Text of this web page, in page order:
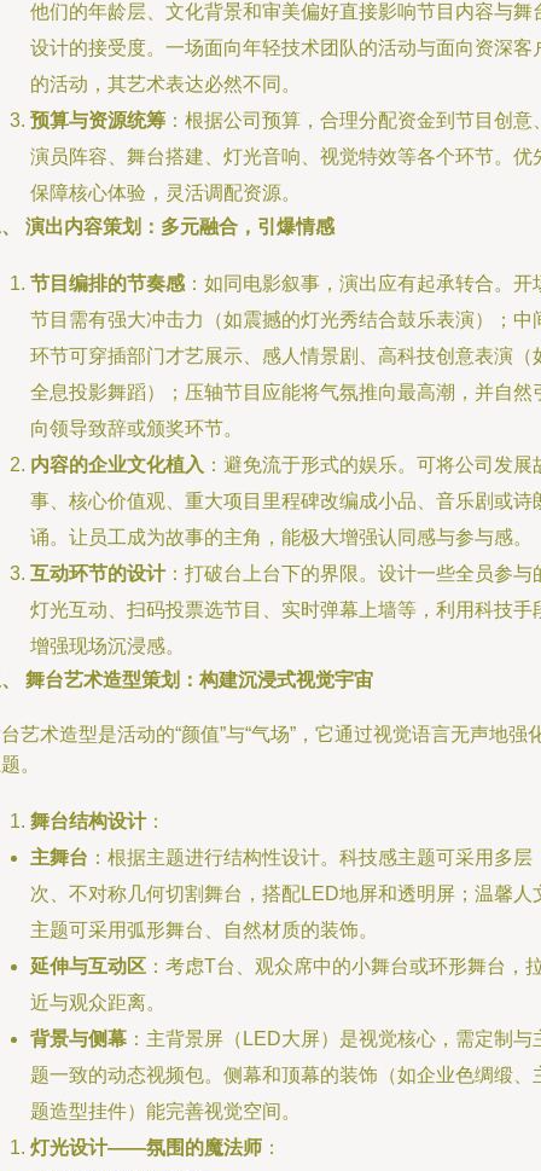
他们的年龄层、文化背景和审美偏好直接影响节目内容与舞
设计的接受度。一场面向年轻技术团队的活动与面向资深客
的活动，其艺术表达必然不同。
预算与资源统筹 ：根据公司预算，合理分配资金到节目创意
演员阵容、舞台搭建、灯光音响、视觉特效等各个环节。优
保障核心体验，灵活调配资源。
演出内容策划：多元融合，引爆情感
节目编排的节奏感 ：如同电影叙事，演出应有起承转合。开
节目需有强大冲击力（如震撼的灯光秀结合鼓乐表演）；中
环节可穿插部门才艺展示、感人情景剧、高科技创意表演（
全息投影舞蹈）；压轴节目应能将气氛推向最高潮，并自然
向领导致辞或颁奖环节。
内容的企业文化植入 ：避免流于形式的娱乐。可将公司发展
事、核心价值观、重大项目里程碑改编成小品、音乐剧或诗
诵。让员工成为故事的主角，能极大增强认同感与参与感。
互动环节的设计：打破台上台下的界限。设计一些全员参与
灯光互动、扫码投票选节目、实时弹幕上墙等，利用科技手
增强现场沉浸感。
舞台艺术造型策划：构建沉浸式视觉宇宙
艺术造型是活动的“颜值”与“气场”，它通过视觉语言无声地强
。
舞台结构设计：
主舞台 ：根据主题进行结构性设计。科技感主题可采用多层
次、不对称几何切割舞台，搭配LED地屏和透明屏；温馨人
主题可采用弧形舞台、自然材质的装饰。
延伸与互动区 ：考虑T台、观众席中的小舞台或环形舞台，
近与观众距离。
背景与侧幕 ：主背景屏（LED大屏）是视觉核心，需定制与
题一致的动态视频包。侧幕和顶幕的装饰（如企业色绸缎、
题造型挂件）能完善视觉空间。
灯光设计——氛围的魔法师 ：